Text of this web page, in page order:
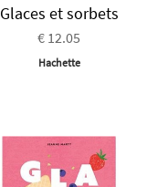
Glaces et sorbets
€ 12.05
Hachette